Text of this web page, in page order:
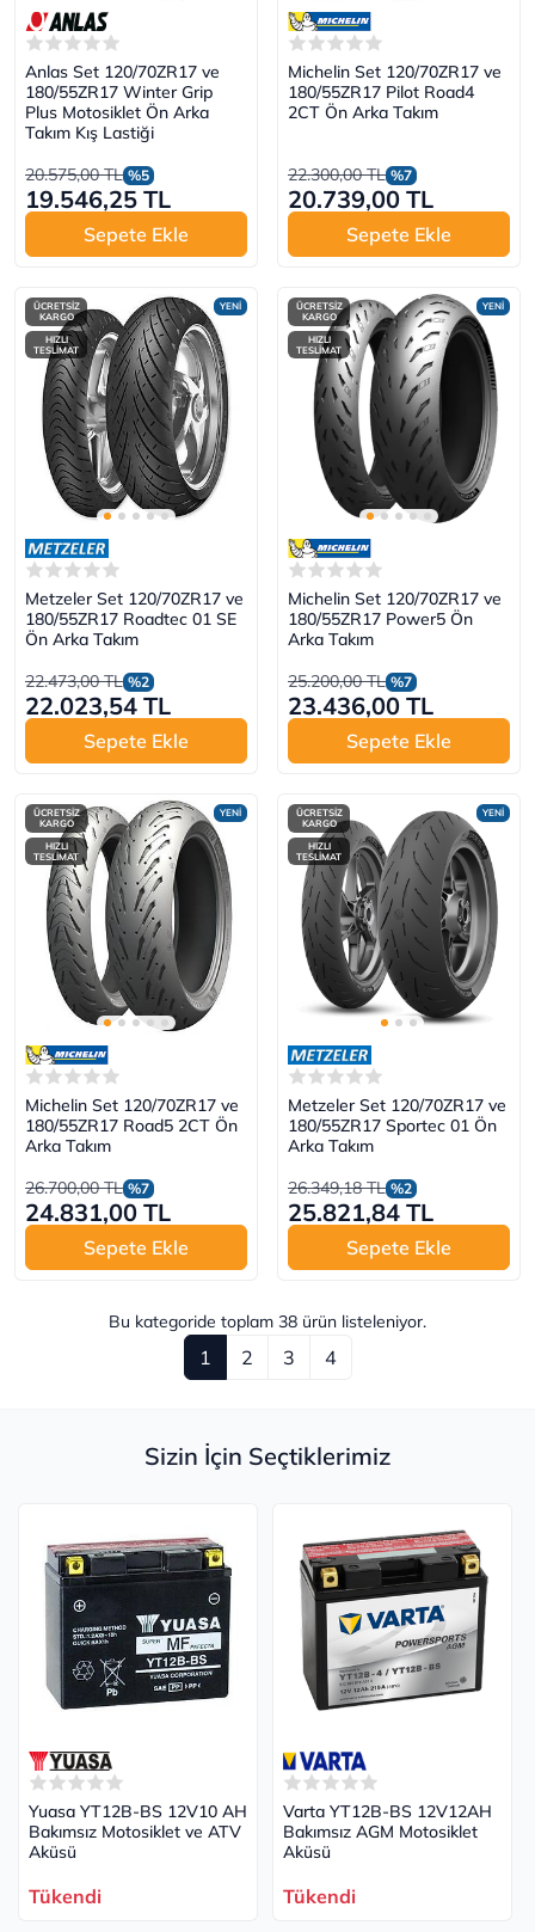
Anlas Set 120/70ZR17 ve
180/55ZR17 Winter Grip
Plus Motosiklet Ön Arka
Takım Kış Lastiği
20.575,00 TL %5
19.546,25 TL
Sepete Ekle
Michelin Set 120/70ZR17 ve
180/55ZR17 Pilot Road4
2CT Ön Arka Takım
22.300,00 TL %7
20.739,00 TL
Sepete Ekle
YENİ
ÜCRETSİZ
KARGO
HIZLI
TESLİMAT
Metzeler Set 120/70ZR17 ve
180/55ZR17 Roadtec 01 SE
Ön Arka Takım
22.473,00 TL %2
22.023,54 TL
Sepete Ekle
YENİ
ÜCRETSİZ
KARGO
HIZLI
TESLİMAT
Michelin Set 120/70ZR17 ve
180/55ZR17 Power5 Ön
Arka Takım
25.200,00 TL %7
23.436,00 TL
Sepete Ekle
YENİ
ÜCRETSİZ
KARGO
HIZLI
TESLİMAT
Michelin Set 120/70ZR17 ve
180/55ZR17 Road5 2CT Ön
Arka Takım
26.700,00 TL %7
24.831,00 TL
Sepete Ekle
YENİ
ÜCRETSİZ
KARGO
HIZLI
TESLİMAT
Metzeler Set 120/70ZR17 ve
180/55ZR17 Sportec 01 Ön
Arka Takım
26.349,18 TL %2
25.821,84 TL
Sepete Ekle
Bu kategoride toplam 38 ürün listeleniyor.
1 2 3 4
Sizin İçin Seçtiklerimiz
Yuasa YT12B-BS 12V10 AH
Bakımsız Motosiklet ve ATV
Aküsü
Tükendi
Varta YT12B-BS 12V12AH
Bakımsız AGM Motosiklet
Aküsü
Tükendi